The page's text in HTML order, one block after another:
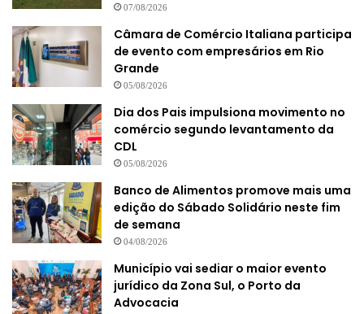
07/08/2026
Câmara de Comércio Italiana participa
de evento com empresários em Rio
Grande
05/08/2026
Dia dos Pais impulsiona movimento no
comércio segundo levantamento da
CDL
05/08/2026
Banco de Alimentos promove mais uma
edição do Sábado Solidário neste fim
de semana
04/08/2026
Município vai sediar o maior evento
jurídico da Zona Sul, o Porto da
Advocacia